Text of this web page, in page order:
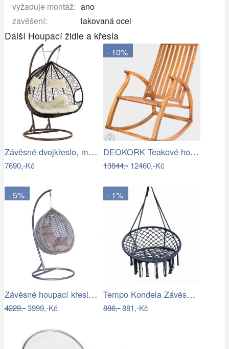
vyžaduje montáž: ano
zavěšení:
lakovaná ocel
Další Houpací židle a křesla
Závěsné dvojkřeslo, měděná/hnědá…
7690,-Kč
- 10%
DEOKORK Teakové houpací křeslo STEFANO
13844,-12460,-Kč
- 5%
Závěsné houpací křeslo Houseland Imogen…
4229,-3999,-Kč
- 1%
Tempo Kondela Závěsné křeslo AMADO 2…
886,-881,-Kč